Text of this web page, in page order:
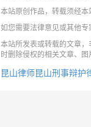
本站原创作品，转载须经本
如您需要法律意见或其他专
本站所发表或转载的文章
时删除侵权的相关文章、图
昆山律师昆山刑事辩护